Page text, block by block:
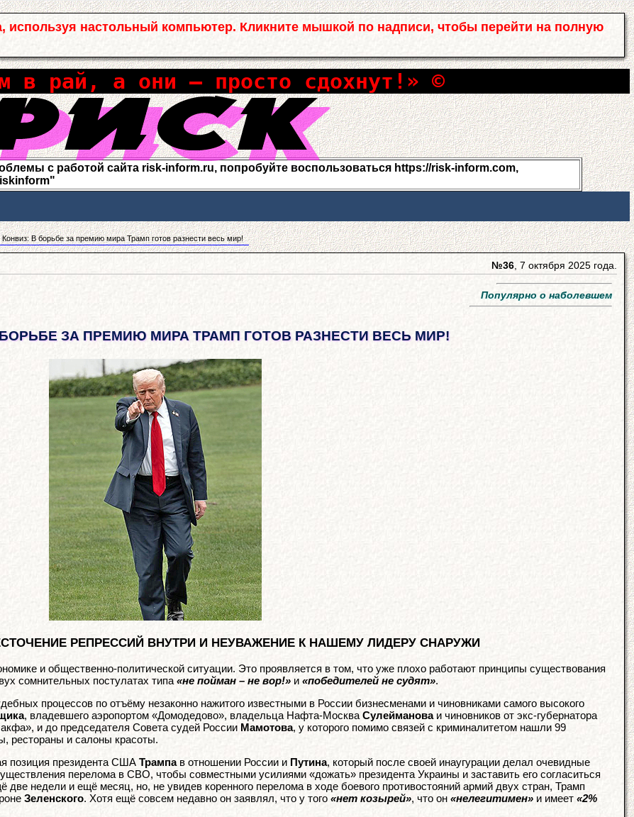
настольный компьютер. Кликните мышкой по надписи, чтобы перейти на полную
в рай, а они – просто сдохнут!» ©
с работой сайта risk-inform.ru, попробуйте воспользоваться https://risk-inform.com,
В борьбе за премию мира Трамп готов разнести весь мир!
№36 , 7 октября 2025 года.
Популярно о наболевшем
ЗА ПРЕМИЮ МИРА ТРАМП ГОТОВ РАЗНЕСТИ ВЕСЬ МИР!
РЕПРЕССИЙ ВНУТРИ И НЕУВАЖЕНИЕ К НАШЕМУ ЛИДЕРУ СНАРУЖИ
и общественно-политической ситуации. Это проявляется в том, что уже плохо работают принципы существования
сомнительных постулатах типа «не пойман – не вор!» и «победителей не судят».
процессов по отъёму незаконно нажитого известными в России бизнесменами и чиновниками самого высокого
, владевшего аэропортом «Домодедово», владельца Нафта-Москва Сулеймановаи чиновников от экс-губернатора
и до председателя Совета судей России Мамотова, у которого помимо связей с криминалитетом нашли 99
рестораны и салоны красоты.
позиция президента США Трампав отношении России и Путина, который после своей инаугурации делал очевидные
перелома в СВО, чтобы совместными усилиями «дожать» президента Украины и заставить его согласиться
недели и ещё месяц, но, не увидев коренного перелома в ходе боевого противостояний армий двух стран, Трамп
Зеленского. Хотя ещё совсем недавно он заявлял, что у того «нет козырей», что он «нелегитимен» и имеет «2%